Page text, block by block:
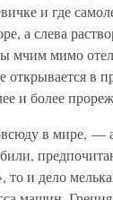
и где
а слева
мчим мимо
в
и более
в мире, —
то и дело